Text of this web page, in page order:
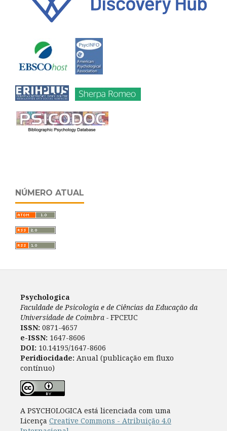
NÚMERO ATUAL
Psychologica
Faculdade de Psicologia e de Ciências da Educação da
Universidade de Coimbra - FPCEUC
ISSN: 0871-4657
e-ISSN: 1647-8606
DOI: 10.14195/1647-8606
Peridiocidade: Anual (publicação em fluxo
contínuo)
A PSYCHOLOGICA está licenciada com uma
Licença Creative Commons - Atribuição 4.0